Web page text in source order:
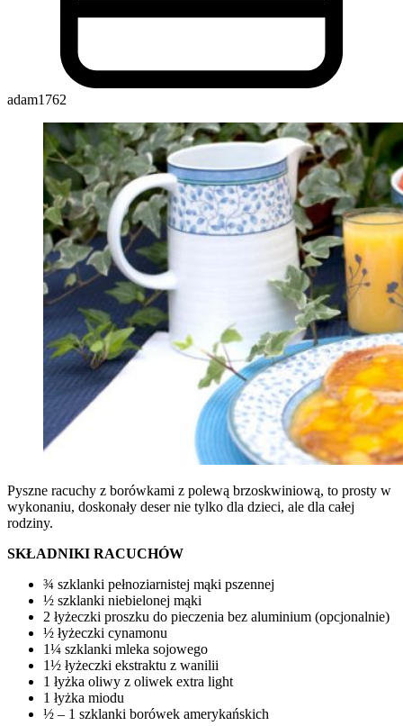
adam1762
Pyszne racuchy z borówkami z polewą brzoskwiniową, to prosty w
wykonaniu, doskonały deser nie tylko dla dzieci, ale dla całej
rodziny.
SKŁADNIKI RACUCHÓW
¾ szklanki pełnoziarnistej mąki pszennej
½ szklanki niebielonej mąki
2 łyżeczki proszku do pieczenia bez aluminium (opcjonalnie)
½ łyżeczki cynamonu
1¼ szklanki mleka sojowego
1½ łyżeczki ekstraktu z wanilii
1 łyżka oliwy z oliwek extra light
1 łyżka miodu
½ – 1 szklanki borówek amerykańskich